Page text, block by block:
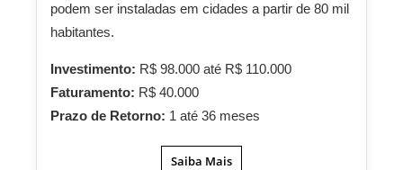
podem ser instaladas em cidades a partir de 80 mil
habitantes.
Investimento: R$ 98.000 até R$ 110.000
Faturamento: R$ 40.000
Prazo de Retorno: 1 até 36 meses
Saiba Mais